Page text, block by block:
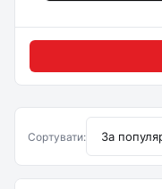
Сортувати: